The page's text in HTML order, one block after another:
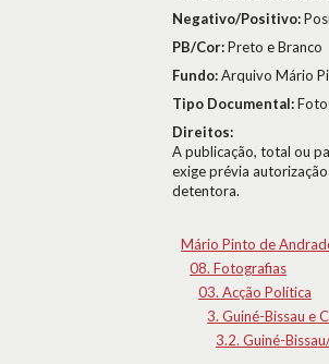
Negativo/Positivo:
PB/Cor:Preto e Branco
Fundo:Arquivo Mário
Tipo Documental:
Direitos:
A publicação, total ou
exige prévia
detentora.
Mário Pinto de
08. Fotografias
03. Acção Política
3. Guiné-Bissau e
3.2. Guiné-